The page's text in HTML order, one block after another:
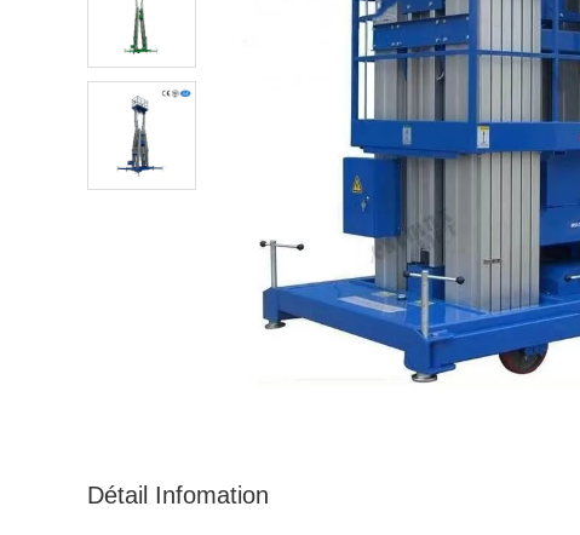
Détail Infomation